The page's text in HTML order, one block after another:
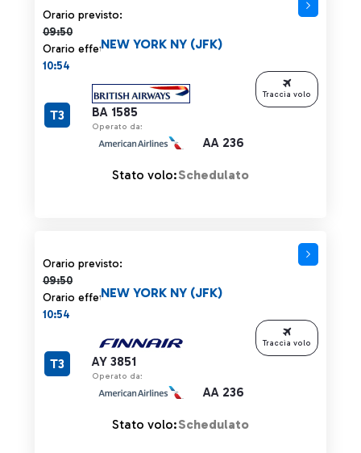
Orario previsto:
09:50
Orario previsto 09:50 barrato
Orario effettivo:
10:54
BA 1585
Operato da:
AA 236
NEW YORK NY (JFK)
T3
Stato volo:Schedulato
Traccia volo
Orario previsto:
09:50
Orario previsto 09:50 barrato
Orario effettivo:
10:54
AY 3851
Operato da:
AA 236
NEW YORK NY (JFK)
T3
Stato volo:Schedulato
Traccia volo